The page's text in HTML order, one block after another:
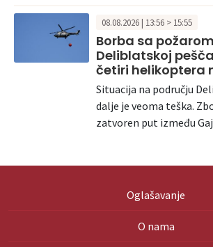
08.08.2026 | 13:56 > 15:55
Borba sa
Deliblatskoj
četiri helikoptera
Situacija na području
dalje je veoma teška.
zatvoren put između
Oglašavanje
O nama